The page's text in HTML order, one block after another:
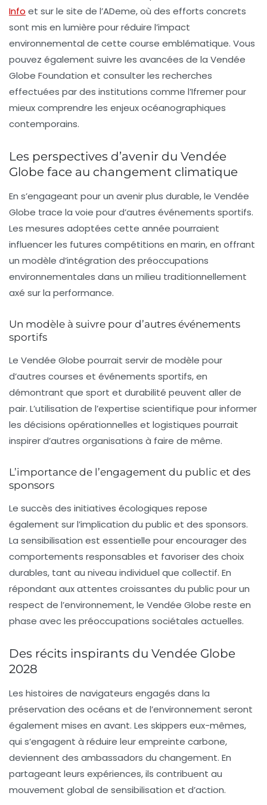
Info et sur le site de l’ADeme, où des efforts concrets
sont mis en lumière pour réduire l’impact
environnemental de cette course emblématique. Vous
pouvez également suivre les avancées de la Vendée
Globe Foundation et consulter les recherches
effectuées par des institutions comme l’Ifremer pour
mieux comprendre les enjeux océanographiques
contemporains.
Les perspectives d’avenir du Vendée
Globe face au changement climatique
En s’engageant pour un avenir plus durable, le Vendée
Globe trace la voie pour d’autres événements sportifs.
Les mesures adoptées cette année pourraient
influencer les futures compétitions en marin, en offrant
un modèle d’intégration des préoccupations
environnementales dans un milieu traditionnellement
axé sur la performance.
Un modèle à suivre pour d’autres événements
sportifs
Le Vendée Globe pourrait servir de modèle pour
d’autres courses et événements sportifs, en
démontrant que sport et durabilité peuvent aller de
pair. L’utilisation de l’expertise scientifique pour informer
les décisions opérationnelles et logistiques pourrait
inspirer d’autres organisations à faire de même.
L’importance de l’engagement du public et des
sponsors
Le succès des initiatives écologiques repose
également sur l’implication du public et des sponsors.
La sensibilisation est essentielle pour encourager des
comportements responsables et favoriser des choix
durables, tant au niveau individuel que collectif. En
répondant aux attentes croissantes du public pour un
respect de l’environnement, le Vendée Globe reste en
phase avec les préoccupations sociétales actuelles.
Des récits inspirants du Vendée Globe
2028
Les histoires de navigateurs engagés dans la
préservation des océans et de l’environnement seront
également mises en avant. Les skippers eux-mêmes,
qui s’engagent à réduire leur empreinte carbone,
deviennent des ambassadors du changement. En
partageant leurs expériences, ils contribuent au
mouvement global de sensibilisation et d’action.